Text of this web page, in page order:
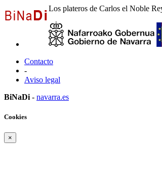
Los plateros de Carlos el Noble
Contacto
-
Aviso legal
BiNaDi - navarra.es
Cookies
×